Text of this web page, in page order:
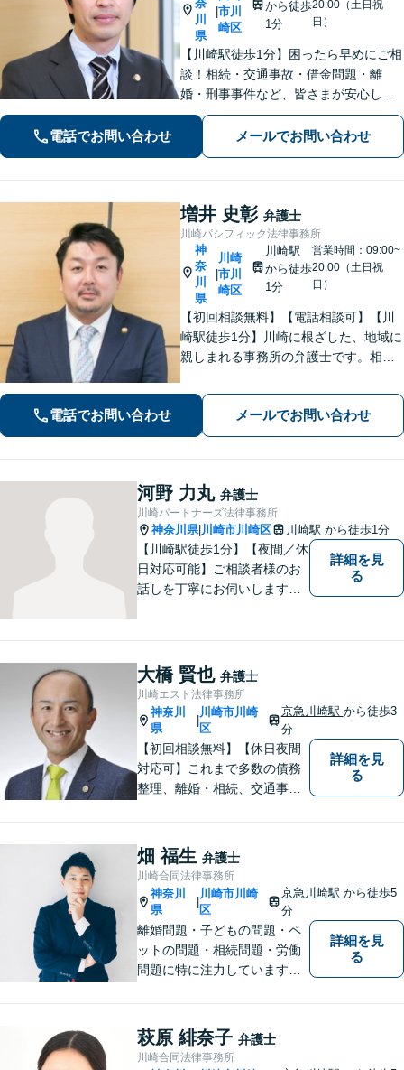
奈
川
県
|市川
崎区
から徒歩
1分
20:00（土日祝
日）
【川崎駅徒歩1分】困ったら早めにご相
談！相続・交通事故・借金問題・離
婚・刑事事件など、皆さまが安心して
暮らせるように問題解決に尽力しま
す。【地元密着】クチコミ・リピータ
ーの方も多数。「こんなことで」と思
電話でお問い合わせ メールでお問い合わせ
増井 史彰 弁護士
川崎パシフィック法律事務所
神
奈
川
県
|
川崎
市川
崎区
川崎駅
から徒歩
1分
営業時間：09:00~
20:00（土日祝
日）
【初回相談無料】【電話相談可】【川
崎駅徒歩1分】川崎に根ざした、地域に
親しまれる事務所の弁護士です。相
って対応致します。クチコミ・リピー
ターの方多数。お気軽にご相談くださ
い。
電話でお問い合わせ メールでお問い合わせ
河野 力丸 弁護士
川崎パートナーズ法律事務所
神奈川県| 川崎市川崎区 川崎駅 から徒歩1分
【川崎駅徒歩1分】【夜間／休
日対応可能】ご相談者様のお
話しを丁寧にお伺いします。
ブルに対応可能。【明確な料
金体系】法律トラブルでお悩
みの方は、お気軽にご相談く
ださい。
詳細を見
る
大橋 賢也 弁護士
川崎エスト法律事務所
神奈川
県
川崎市川崎
区
京急川崎駅 から徒歩3
分
【初回相談無料】【休日夜間
対応可】これまで多数の債務
整理、離婚・相続、交通事
を扱ってきました。また、破
産管財人や成年後見人等、裁
判所から依頼を受ける事件も
多数経験しています。1人で悩
まずに、是非ご相談くださ
い。
詳細を見
る
畑 福生 弁護士
川崎合同法律事務所
神奈川
県
川崎市川崎
区
京急川崎駅 から徒歩5
分
離婚問題・子どもの問題・ペ
ットの問題・相続問題・労働
問題に特に注力しています。
ください。
詳細を見
る
萩原 緋奈子 弁護士
川崎合同法律事務所